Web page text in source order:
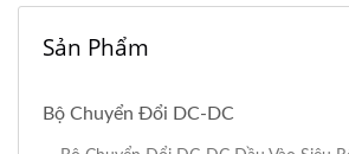
Sản Phẩm
Bộ Chuyển Đổi DC-DC